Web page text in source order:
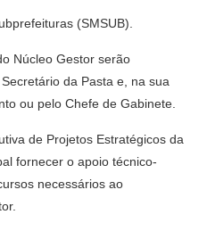
(SMSUB).
Núcleo Gestor serão
da Pasta e, na sua
ou pelo Chefe de Gabinete.
de Projetos Estratégicos da
fornecer o apoio técnico-
necessários ao